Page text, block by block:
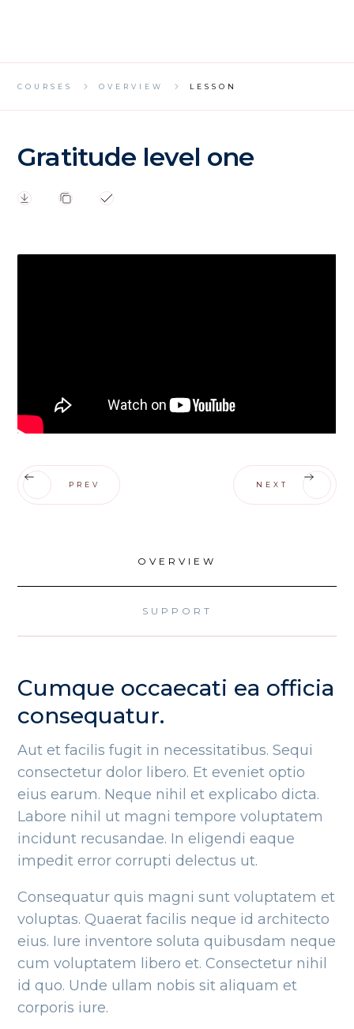
Gratitude level one
PREV NEXT
COURSES OVERVIEW LESSON
OVERVIEW
SUPPORT
Cumque occaecati ea officia
consequatur.
Aut et facilis fugit in necessitatibus. Sequi
consectetur dolor libero. Et eveniet optio
eius earum. Neque nihil et explicabo dicta.
Labore nihil ut magni tempore voluptatem
incidunt recusandae. In eligendi eaque
impedit error corrupti delectus ut.
Consequatur quis magni sunt voluptatem et
voluptas. Quaerat facilis neque id architecto
eius. Iure inventore soluta quibusdam neque
cum voluptatem libero et. Consectetur nihil
id quo. Unde ullam nobis sit aliquam et
corporis iure.
DETAILS